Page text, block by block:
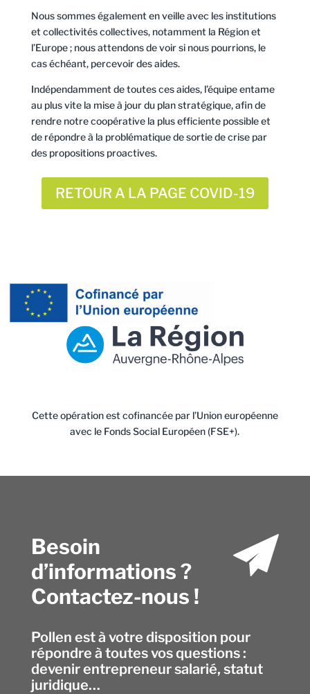
Nous sommes également en veille avec les institutions
et collectivités collectives, notamment la Région et
l’Europe ; nous attendons de voir si nous pourrions, le
cas échéant, percevoir des aides.
Indépendamment de toutes ces aides, l’équipe entame
au plus vite la mise à jour du plan stratégique, afin de
rendre notre coopérative la plus efficiente possible et
de répondre à la problématique de sortie de crise par
des propositions proactives.
RETOUR A LA PAGE COVID-19
Cette opération est cofinancée par l’Union européenne
avec le Fonds Social Européen (FSE+).
Besoin
d’informations ?
Contactez-nous !
Pollen est à votre disposition pour
répondre à toutes vos questions :
devenir entrepreneur salarié, statut
juridique…